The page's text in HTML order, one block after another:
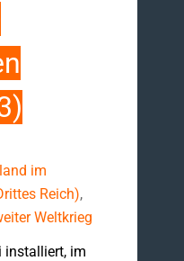
im
Reich),
Weltkrieg
installiert, im